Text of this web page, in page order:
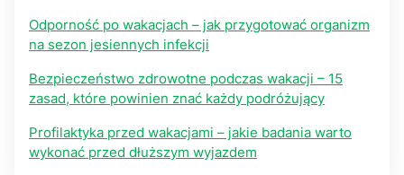
Odporność po wakacjach – jak przygotować organizm
na sezon jesiennych infekcji
Bezpieczeństwo zdrowotne podczas wakacji – 15
zasad, które powinien znać każdy podróżujący
Profilaktyka przed wakacjami – jakie badania warto
wykonać przed dłuższym wyjazdem